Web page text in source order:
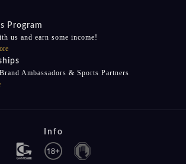
Program
us and earn some income!
Ambassadors & Sports Partners
Info